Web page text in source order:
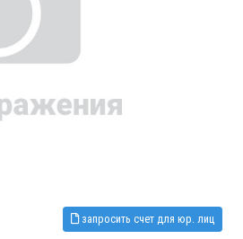
запросить счет для юр. лиц